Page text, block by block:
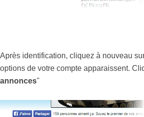
Après identification, cliquez à nouveau
options de votre compte apparaissent.
annonces"